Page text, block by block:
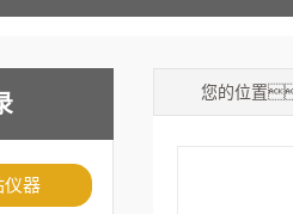
仪器
您的位置